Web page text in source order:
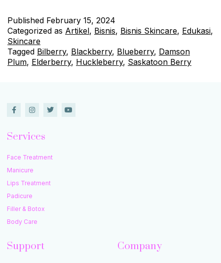
Published February 15, 2024
Categorized as Artikel, Bisnis, Bisnis Skincare, Edukasi,
Skincare
Tagged Bilberry, Blackberry, Blueberry, Damson
Plum, Elderberry, Huckleberry, Saskatoon Berry
Services
Face Treatment
Manicure
Lips Treatment
Padicure
Filler & Botox
Body Care
Support Company